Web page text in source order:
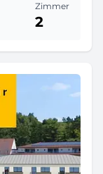
Zimmer
2